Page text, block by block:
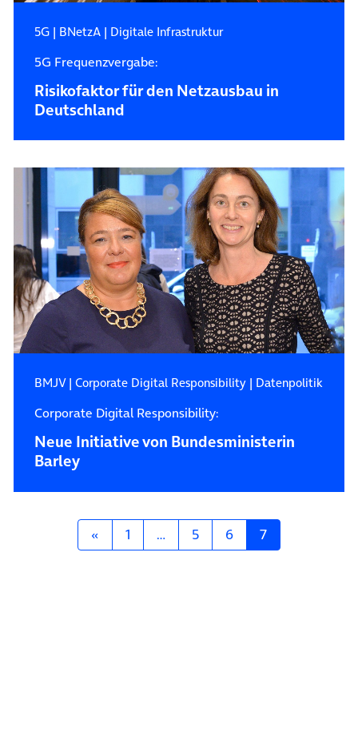
5G| BNetzA| Digitale Infrastruktur
5G Frequenzvergabe:
Risikofaktor für den Netzausbau in
Deutschland
BMJV| Corporate Digital Responsibility| Datenpolitik
Corporate Digital Responsibility:
Neue Initiative von Bundesministerin
Barley
Posts navigation
« 1 … 5 6 7